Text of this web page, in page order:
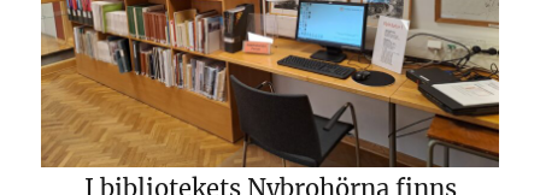
I bibliotekets Nybrohörna finns